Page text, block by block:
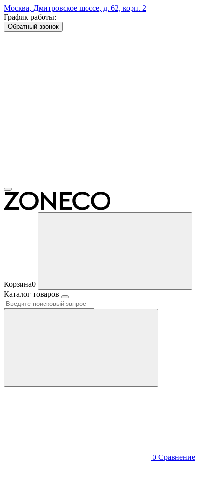
Москва, Дмитровское шоссе, д. 62, корп. 2
График работы:
Обратный звонок
Корзина0
Каталог товаров
0 Сравнение